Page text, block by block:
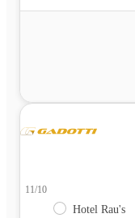
11/10
Hotel Rau's